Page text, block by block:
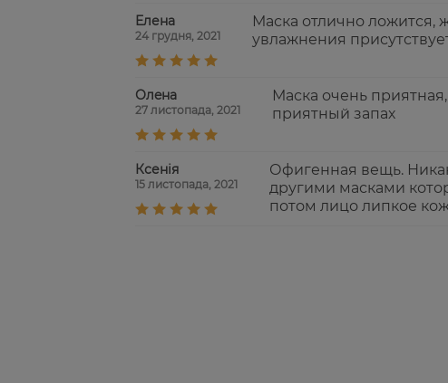
Елена
24 грудня, 2021
Маска отлично ложится,
увлажнения
Олeна
27 листопада, 2021
Маска очень
приятный запах
Ксенія
15 листопада, 2021
Офигенная вещь.
другими масками
потом лицо липкое